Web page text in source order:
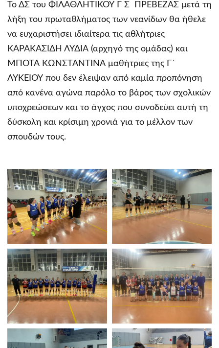
Το ΔΣ του ΦΙΛΑΘΛΗΤΙΚΟΥ Γ Σ ΠΡΕΒΕΖΑΣ μετά τη
λήξη του πρωταθλήματος των νεανίδων θα ήθελε
να ευχαριστήσει ιδιαίτερα τις αθλήτριες
ΚΑΡΑΚΑΣΙΔΗ ΛΥΔΙΑ (αρχηγό της ομάδας) και
ΜΠΟΤΑ ΚΩΝΣΤΑΝΤΙΝΑ μαθήτριες της Γ´
ΛΥΚΕΙΟΥ που δεν έλειψαν από καμία προπόνηση
από κανένα αγώνα παρόλο το βάρος των σχολικών
υποχρεώσεων και το άγχος που συνοδεύει αυτή τη
δύσκολη και κρίσιμη χρονιά για το μέλλον των
σπουδών τους.